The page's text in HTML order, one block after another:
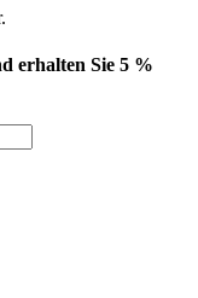
erhalten Sie 5 %